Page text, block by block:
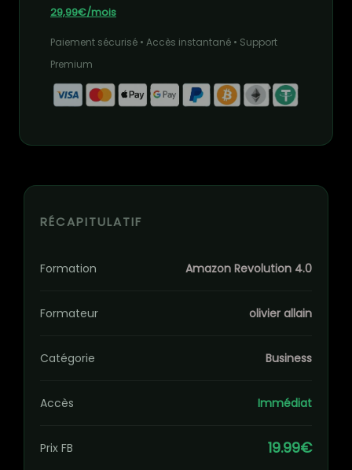
29,99€/mois
Paiement sécurisé • Accès instantané • Support
Premium
RÉCAPITULATIF
Formation Amazon Revolution 4.0
Formateur olivier allain​
Catégorie Business
Accès Immédiat
Prix FB 19.99€